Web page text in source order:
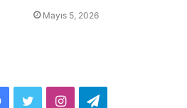
Mayıs 5, 2026
Facebook
TwitterInstagramTelegram